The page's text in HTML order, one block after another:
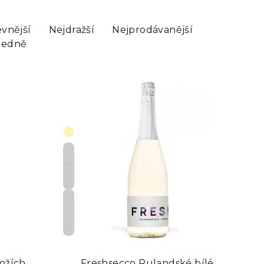
Nejdražší
Nejprodávanější
CZ